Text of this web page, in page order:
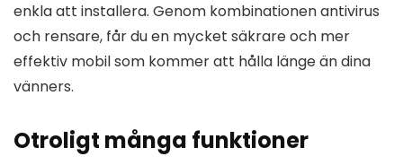
enkla att installera. Genom kombinationen antivirus
och rensare, får du en mycket säkrare och mer
effektiv mobil som kommer att hålla länge än dina
vänners.
Otroligt många funktioner